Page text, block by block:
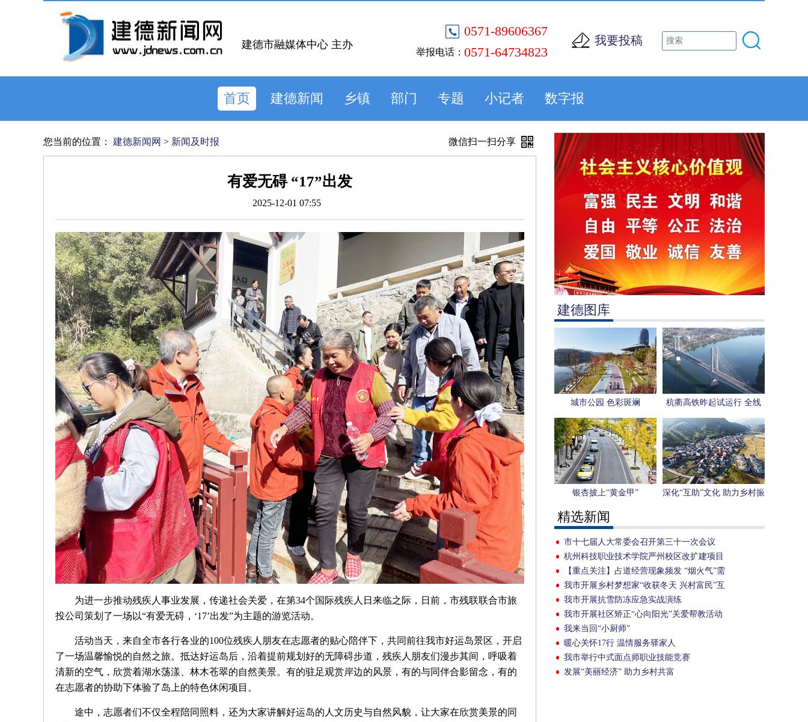
0571-89606367
举报电话： 0571-64734823
我要投稿
建德市融媒体中心 主办
首页 建德新闻 乡镇 部门 专题 小记者 数字报
建德图库
城市公园 色彩斑斓
杭衢高铁昨起试运行 全线
开通运营进入倒计时
银杏披上“黄金甲”
深化“互助”文化 助力乡村振
精选新闻
市十七届人大常委会召开第三十一次会议
杭州科技职业技术学院严州校区改扩建项目
开工
【重点关注】占道经营现象频发 “烟火气”需
与文明同行
我市开展乡村梦想家“收获冬天 兴村富民”互
学互促活动
我市开展抗雪防冻应急实战演练
我市开展社区矫正“心向阳光”关爱帮教活动
我来当回“小厨师”
暖心关怀17行 温情服务驿家人
我市举行中式面点师职业技能竞赛
发展“美丽经济” 助力乡村共富
您当前的位置： 建德新闻网 > 新闻及时报 微信扫一扫分享
有爱无碍 “17”出发
2025-12-01 07:55
为进一步推动残疾人事业发展，传递社会关爱，在第34个国际残疾人日来临之际，日前，市残联联合市旅
投公司策划了一场以“有爱无碍，‘17’出发”为主题的游览活动。
活动当天，来自全市各行各业的100位残疾人朋友在志愿者的贴心陪伴下，共同前往我市好运岛景区，开启
了一场温馨愉悦的自然之旅。抵达好运岛后，沿着提前规划好的无障碍步道，残疾人朋友们漫步其间，呼吸着
清新的空气，欣赏着湖水荡漾、林木苍翠的自然美景。有的驻足观赏岸边的风景，有的与同伴合影留念，有的
在志愿者的协助下体验了岛上的特色休闲项目。
途中，志愿者们不仅全程陪同照料，还为大家讲解好运岛的人文历史与自然风貌，让大家在欣赏美景的同